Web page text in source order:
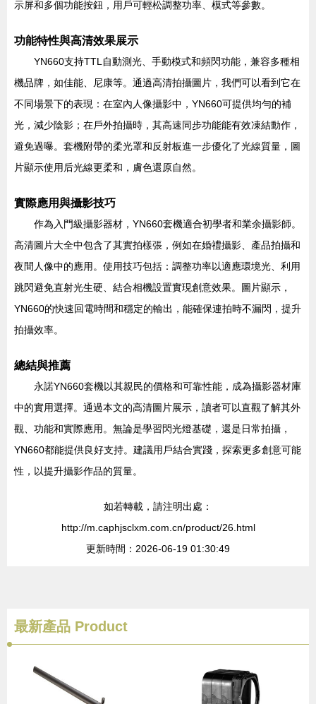
示屏和多個功能按鈕，用戶可輕松調整功率、模式等參數。
功能特性與高清效果展示
YN660支持TTL自動測光、手動模式和頻閃功能，兼容多種相
機品牌，如佳能、尼康等。通過高清拍攝圖片，我們可以看到它在
不同場景下的表現：在室內人像攝影中，YN660可提供均勻的補
光，減少陰影；在戶外拍攝時，其高速同步功能能有效凍結動作，
避免過曝。套機附帶的柔光罩和反射板進一步優化了光線質量，圖
片顯示使用后光線更柔和，膚色還原自然。
實際應用與攝影技巧
作為入門級攝影器材，YN660套機適合初學者和業余攝影師。
高清圖片大全中包含了其實拍樣張，例如在婚禮攝影、產品拍攝和
夜間人像中的應用。使用技巧包括：調整功率以適應環境光、利用
跳閃避免直射光生硬、結合相機設置實現創意效果。圖片顯示，
YN660的快速回電時間和穩定的輸出，能確保連拍時不漏閃，提升
拍攝效率。
總結與推薦
永諾YN660套機以其親民的價格和可靠性能，成為攝影器材庫
中的實用選擇。通過本文的高清圖片展示，讀者可以直觀了解其外
觀、功能和實際應用。無論是學習閃光燈基礎，還是日常拍攝，
YN660都能提供良好支持。建議用戶結合實踐，探索更多創意可能
性，以提升攝影作品的質量。
如若轉載，請注明出處：
http://m.caphjsclxm.com.cn/product/26.html
更新時間：2026-06-19 01:30:49
最新產品 Product